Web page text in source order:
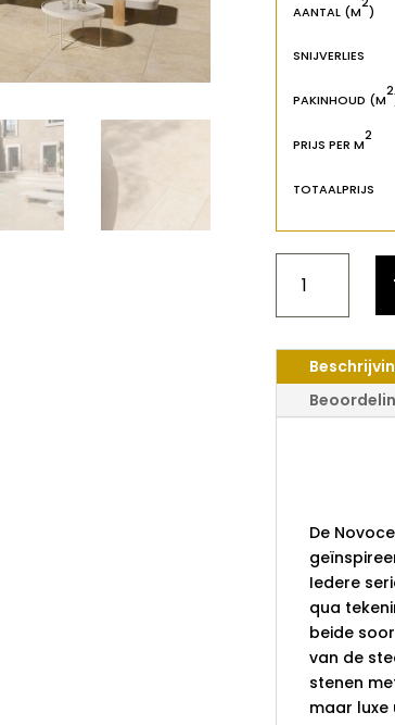
AANTAL (M )
SNIJVERLIES
PAKINHOUD (M
2
PRIJS PER M
2
TOTAALPRIJS
OUTDOOR
RACINES
60X60X2
AANTAL
De
Iedere
qua
beide
van de
stenen
maar luxe